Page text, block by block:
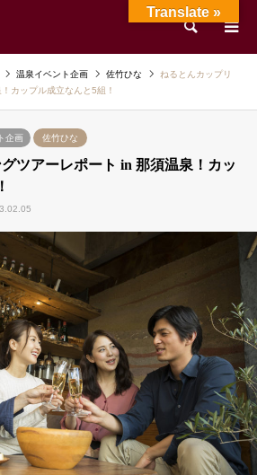
検索
温泉イベント企画 佐竹ひな
ねるとんカップリ
カップル成立なんと5組！
企画 佐竹ひな
ツアーレポート in 那須温泉！カッ
Translate »